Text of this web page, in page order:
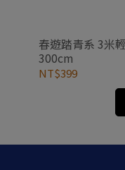
春遊踏青系 3米
300cm
NT$399